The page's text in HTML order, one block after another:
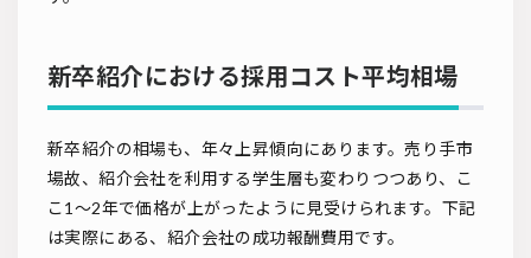
新卒紹介における採用コスト平均相場
新卒紹介の相場も、年々上昇傾向にあります。売り手市
場故、紹介会社を利用する学生層も変わりつつあり、こ
こ1～2年で価格が上がったように見受けられます。下記
は実際にある、紹介会社の成功報酬費用です。